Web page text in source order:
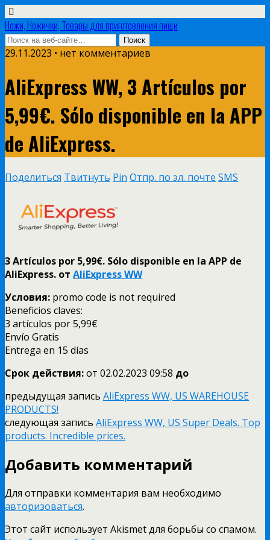
Ножи, Ножички, Товары для приготовления пищи
29.11.2023 • нет комментариев
AliExpress WW, 3 Artículos por
5,99€. Sólo disponible en la APP
de AliExpress.
Поделиться Твитнуть Pin Отпр. по эл. почте SMS
3 Artículos por 5,99€. Sólo disponible en la APP de
AliExpress. от AliExpress WW
Условия: promo code is not required
Beneficios claves:
3 artículos por 5,99€
Envío Gratis
Entrega en 15 días
Срок действия:от 02.02.2023 09:58 до
предыдущая запись AliExpress WW, US WAREHOUSE
PRODUCTS!
следующая запись AliExpress WW, US Super Deals. Top
products. Incredible prices.
Добавить комментарий
Для отправки комментария вам необходимо
авторизоваться.
Этот сайт использует Akismet для борьбы со спамом.